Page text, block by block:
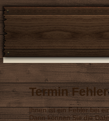
Termin
Ihnen ist ein Fehler bei
Dann können Sie die